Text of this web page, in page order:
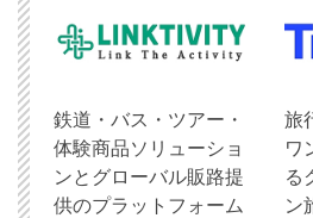
鉄道・バス・ツアー・
体験商品ソリューショ
ンとグローバル販路提
供のプラットフォーム
旅
ワ
る
ン